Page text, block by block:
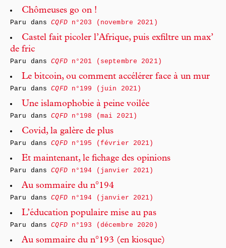
Chômeuses go on !
Paru dansCQFDn°203 (novembre 2021)
Castel fait picoler l’Afrique, puis exfiltre un max’
de fric
Paru dansCQFDn°201 (septembre 2021)
Le bitcoin, ou comment accélérer face à un mur
Paru dansCQFDn°199 (juin 2021)
Une islamophobie à peine voilée
Paru dansCQFDn°198 (mai 2021)
Covid, la galère de plus
Paru dansCQFDn°195 (février 2021)
Et maintenant, le fichage des opinions
Paru dansCQFDn°194 (janvier 2021)
Au sommaire du n°194
Paru dansCQFDn°194 (janvier 2021)
L’éducation populaire mise au pas
Paru dansCQFDn°193 (décembre 2020)
Au sommaire du n°193 (en kiosque)